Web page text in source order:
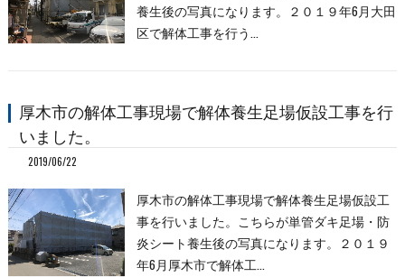
養生後の写真になります。２０１９年6月大田
区で解体工事を行う…
厚木市の解体工事現場で解体養生足場仮設工事を行
いました。
2019/06/22
厚木市の解体工事現場で解体養生足場仮設工
事を行いました。こちらが単管ダキ足場・防
炎シート養生後の写真になります。２０１９
年6月厚木市で解体工…